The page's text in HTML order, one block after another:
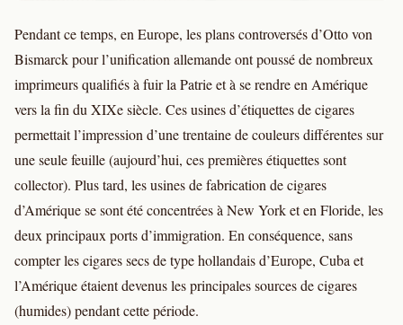
Pendant ce temps, en Europe, les plans controversés d’Otto von
Bismarck pour l’unification allemande ont poussé de nombreux
imprimeurs qualifiés à fuir la Patrie et à se rendre en Amérique
vers la fin du XIXe siècle. Ces usines d’étiquettes de cigares
permettait l’impression d’une trentaine de couleurs différentes sur
une seule feuille (aujourd’hui, ces premières étiquettes sont
collector). Plus tard, les usines de fabrication de cigares
d’Amérique se sont été concentrées à New York et en Floride, les
deux principaux ports d’immigration. En conséquence, sans
compter les cigares secs de type hollandais d’Europe, Cuba et
l’Amérique étaient devenus les principales sources de cigares
(humides) pendant cette période.